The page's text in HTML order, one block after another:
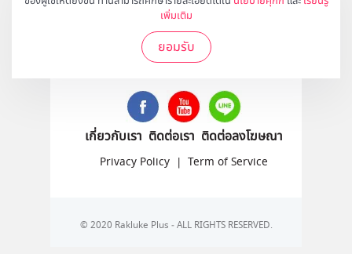
เพิ่มเติม
ยอมรับ
ติดตามเราได้ที่
เกี่ยวกับเรา ติดต่อเรา ติดต่อลงโฆษณา
Privacy Policy | Term of Service
© 2020 Rakluke Plus - ALL RIGHTS RESERVED.